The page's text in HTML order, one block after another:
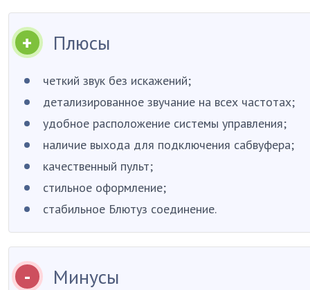
Плюсы
четкий звук без искажений;
детализированное звучание на всех частотах;
удобное расположение системы управления;
наличие выхода для подключения сабвуфера;
качественный пульт;
стильное оформление;
стабильное Блютуз соединение.
Минусы